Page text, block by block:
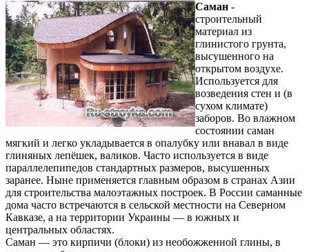
Саман -
строительный
материал из
глинистого грунта,
высушенного на
открытом воздухе.
Используется для
возведения стен и (в
сухом климате)
заборов. Во влажном
состоянии саман
мягкий и легко укладывается в опалубку или внавал в виде
глиняных лепёшек, валиков. Часто используется в виде
параллелепипедов стандартных размеров, высушенных
заранее. Ныне применяется главным образом в странах Азии
для строительства малоэтажных построек. В России саманные
дома часто встречаются в сельской местности на Северном
Кавказе, а на территории Украины — в южных и
центральных областях.
Саман — это кирпичи (блоки) из необожженной глины, в